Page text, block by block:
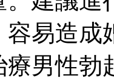
容易造
療男性